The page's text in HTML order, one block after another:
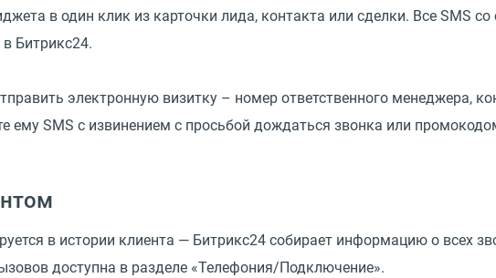
в один клик из карточки лида, контакта или сделки. Все SMS
Битрикс24.
электронную визитку – номер ответственного менеджера,
ему SMS с извинением с просьбой дождаться звонка или
в истории клиента — Битрикс24 собирает информацию о всех
доступна в разделе «Телефония/Подключение».